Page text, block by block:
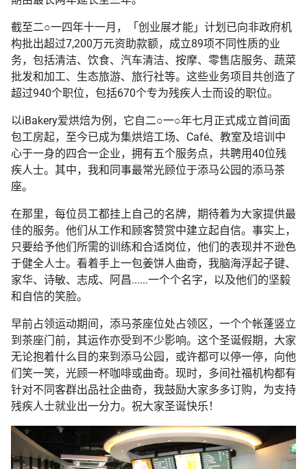
截至二○一四年十一月，「创业展才能」计划已向非政府机
构批出超过7,200万元资助款额，成立89项不同性质的业
务，包括清洁、饮食、汽车清洁、按摩、零售店服务、蔬菜
批发和加工、生态旅游、旅行社等。这些业务项目共创造了
超过940个职位，包括670个专为残疾人士而设的职位。
以iBakery爱烘焙为例，它自二○一○年七月正式成立首间面
包工房起，至今已成为集烘焙工场、Café、教室及培训中
心于一身的四合一企业，拥有五个服务点，共聘用40位残
疾人士。其中，我和同事最常光顾位于添马公园的添马茶
座。
在那里，每位员工都挂上自己的名牌，期待着为大家提供最
佳的服务。他们从工作和顾客赞赏中建立起自信。事实上，
只要给予他们所需的训练和合适岗位，他们的表现并不逊色
于健全人士。看着手上一包姜饼人曲奇，我脑海浮起子键、
家华、诗敏、志成、阿昌......一个个名字，以及他们的坚毅
和自信的笑脸。
早前占领运动期间，添马茶座位处占领区，一个个帐蓬竖立
到茶座门前，其运作亦受到不少影响。这个圣诞假期，大家
无论抱着什么目的来到添马公园，或许都可以停一停，向他
们笑一笑，光顾一杯咖啡或曲奇。现时，多间社福机构都有
针对不同客群出品社企曲奇，我鼓励大家多多订购，为支持
残疾人士就业出一分力。祝大家圣诞快乐！